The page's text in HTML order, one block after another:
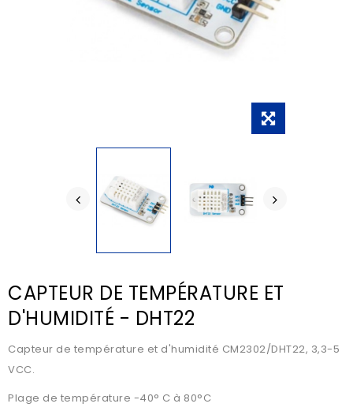
CAPTEUR DE TEMPÉRATURE ET
D'HUMIDITÉ - DHT22
Capteur de température et d'humidité CM2302/DHT22, 3,3-5
VCC.
Plage de température -40° C à 80°C